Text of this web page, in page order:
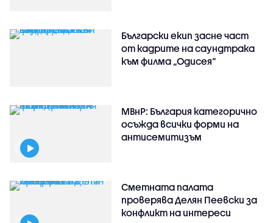
Български екип засне част
от кадрите на саундтрака
към филма „Одисея“
МВнР: България категорично
осъжда всички форми на
антисемитизъм
Сметната палата
проверява Делян Пеевски за
конфликт на интереси